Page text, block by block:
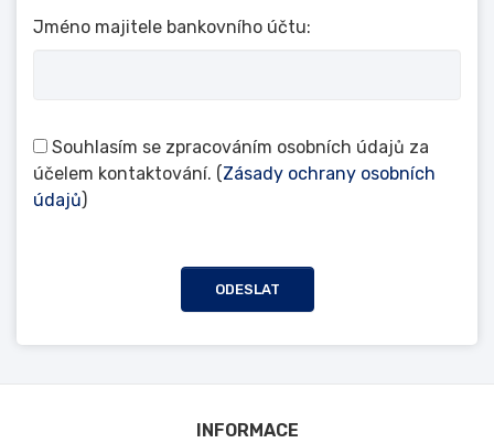
Jméno majitele bankovního účtu:
Souhlasím se zpracováním osobních údajů za
účelem kontaktování. (Zásady ochrany osobních
údajů)
ODESLAT
INFORMACE